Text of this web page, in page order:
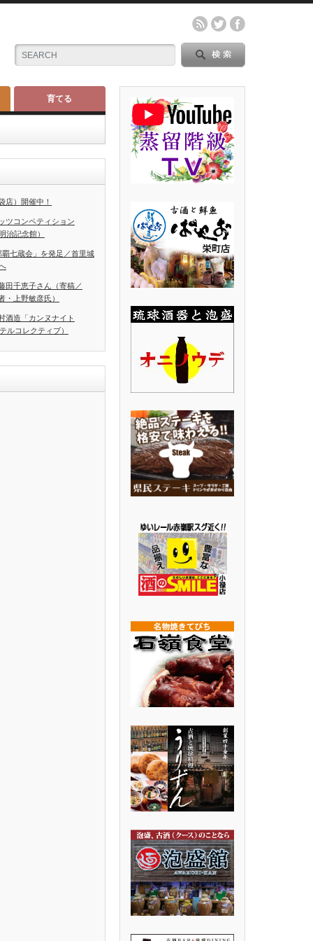
育てる
店）開催中！
ツコンペティション
治記念館）
七蔵会」を発足／首里城
田千恵子さん（寄稿／
・上野敏彦氏）
酒造「カンヌナイト
ルコレクティブ）